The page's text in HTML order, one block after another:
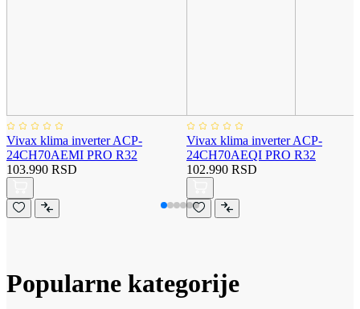
Vivax klima inverter ACP-
24CH70AEMI PRO R32
103.990 RSD
Vivax klima inverter ACP-
24CH70AEQI PRO R32
102.990 RSD
Popularne kategorije